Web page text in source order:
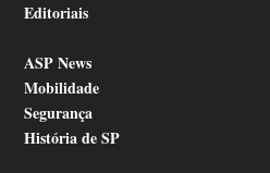
Editoriais
ASP News
Mobilidade
Segurança
História de SP